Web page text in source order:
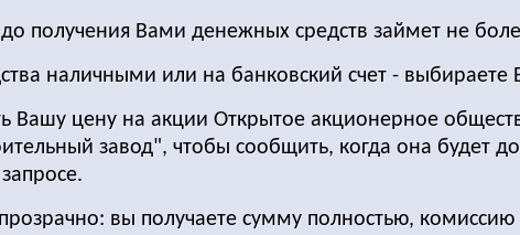
получения Вами денежных средств займет не
наличными или на банковский счет - выбираете
Вашу цену на акции Открытое акционерное
завод", чтобы сообщить, когда она будет
вы получаете сумму полностью, комиссию